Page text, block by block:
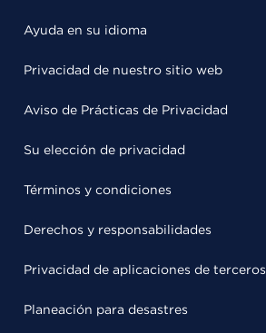
Ayuda en su idioma
Privacidad de nuestro sitio web
Aviso de Prácticas de Privacidad
Su elección de privacidad
Términos y condiciones
Derechos y responsabilidades
Privacidad de aplicaciones de terceros
Planeación para desastres